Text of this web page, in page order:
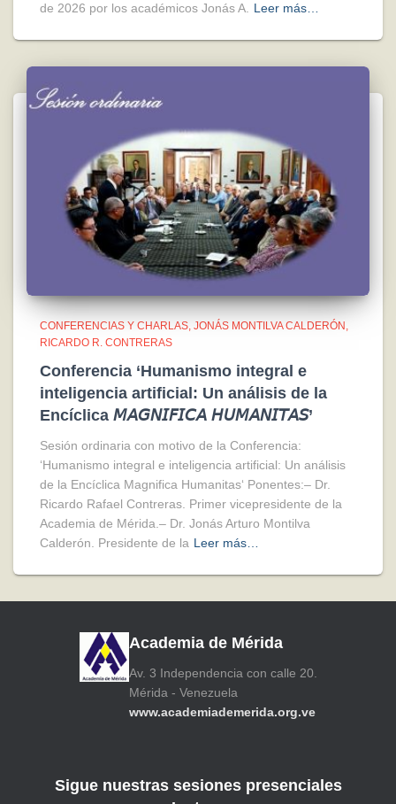
de 2026 por los académicos Jonás A. Leer más…
CONFERENCIAS Y CHARLAS JONÁS MONTILVA CALDERÓN
RICARDO R. CONTRERAS
Conferencia ‘Humanismo integral e
inteligencia artificial: Un análisis de la
Encíclica 𝘔𝘈𝘎𝘕𝘐𝘍𝘐𝘊𝘈 𝘏𝘜𝘔𝘈𝘕𝘐𝘛𝘈𝘚’
Sesión ordinaria con motivo de la Conferencia:
‘Humanismo integral e inteligencia artificial: Un análisis
de la Encíclica Magnifica Humanitas‘ Ponentes:– Dr.
Ricardo Rafael Contreras. Primer vicepresidente de la
Academia de Mérida.– Dr. Jonás Arturo Montilva
Calderón. Presidente de la Leer más…
Academia de Mérida
Av. 3 Independencia con calle 20.
Mérida - Venezuela
www.academiademerida.org.ve
Sigue nuestras sesiones presenciales